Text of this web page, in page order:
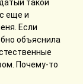
такой
еще и
Если
объяснила
Почему-то